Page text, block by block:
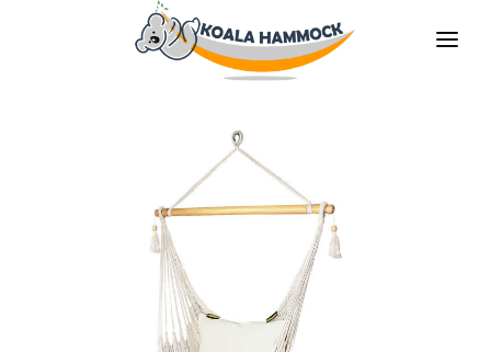
БУДЬ НАШИМ ДИТРИБЬЮТОРОМ